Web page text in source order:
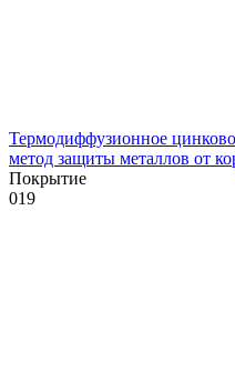
Термодиффузионное
метод защиты металлов от
Покрытие
019